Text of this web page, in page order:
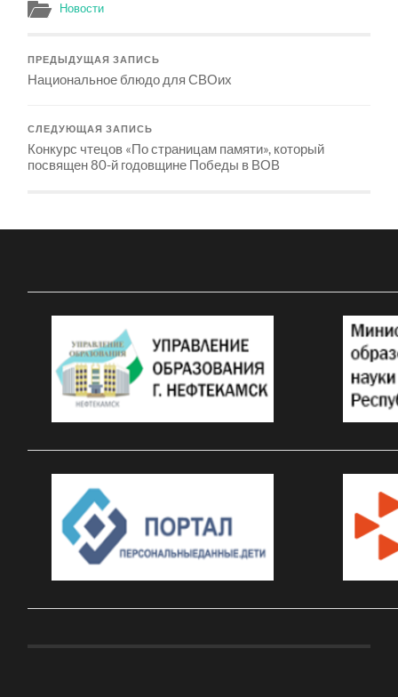
Новости
ПРЕДЫДУЩАЯ ЗАПИСЬ
Национальное блюдо для СВОих
СЛЕДУЮЩАЯ ЗАПИСЬ
Конкурс чтецов «По страницам памяти», который
посвящен 80-й годовщине Победы в ВОВ